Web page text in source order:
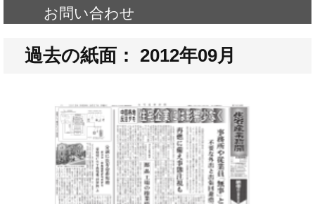
お問い合わせ
過去の紙面： 2012年09月